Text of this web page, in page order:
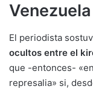
Venezuela
El periodista
ocultos entre el
que -entonces-
represalia» si,